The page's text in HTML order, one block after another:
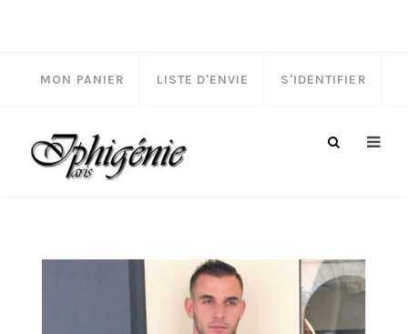
MON PANIER LISTE D'ENVIE S'IDENTIFIER